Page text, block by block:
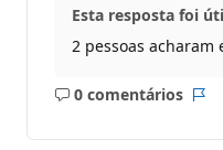
Esta resposta foi
2 pessoas acharam
0 comentários
Sem